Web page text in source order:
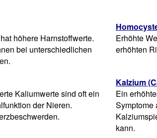
höhere Harnstoffwerte.
bei unterschiedlichen
Erhöhte
erhöhten
Kaliumwerte sind oft ein
der Nieren.
Kalzium
Ein
Symptome
kann.